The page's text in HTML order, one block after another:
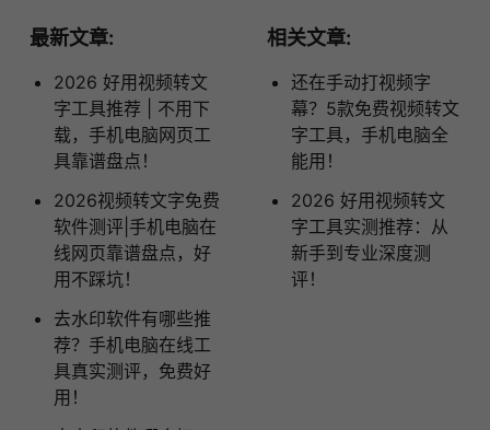
最新文章:
2026 好用视频转文
字工具推荐 | 不用下
载，手机电脑网页工
具靠谱盘点！
2026视频转文字免费
软件测评|手机电脑在
线网页靠谱盘点，好
用不踩坑！
去水印软件有哪些推
荐？手机电脑在线工
具真实测评，免费好
用！
相关文章:
还在手动打视频字
幕？5款免费视频转文
字工具，手机电脑全
能用！
2026 好用视频转文
字工具实测推荐：从
新手到专业深度测
评！